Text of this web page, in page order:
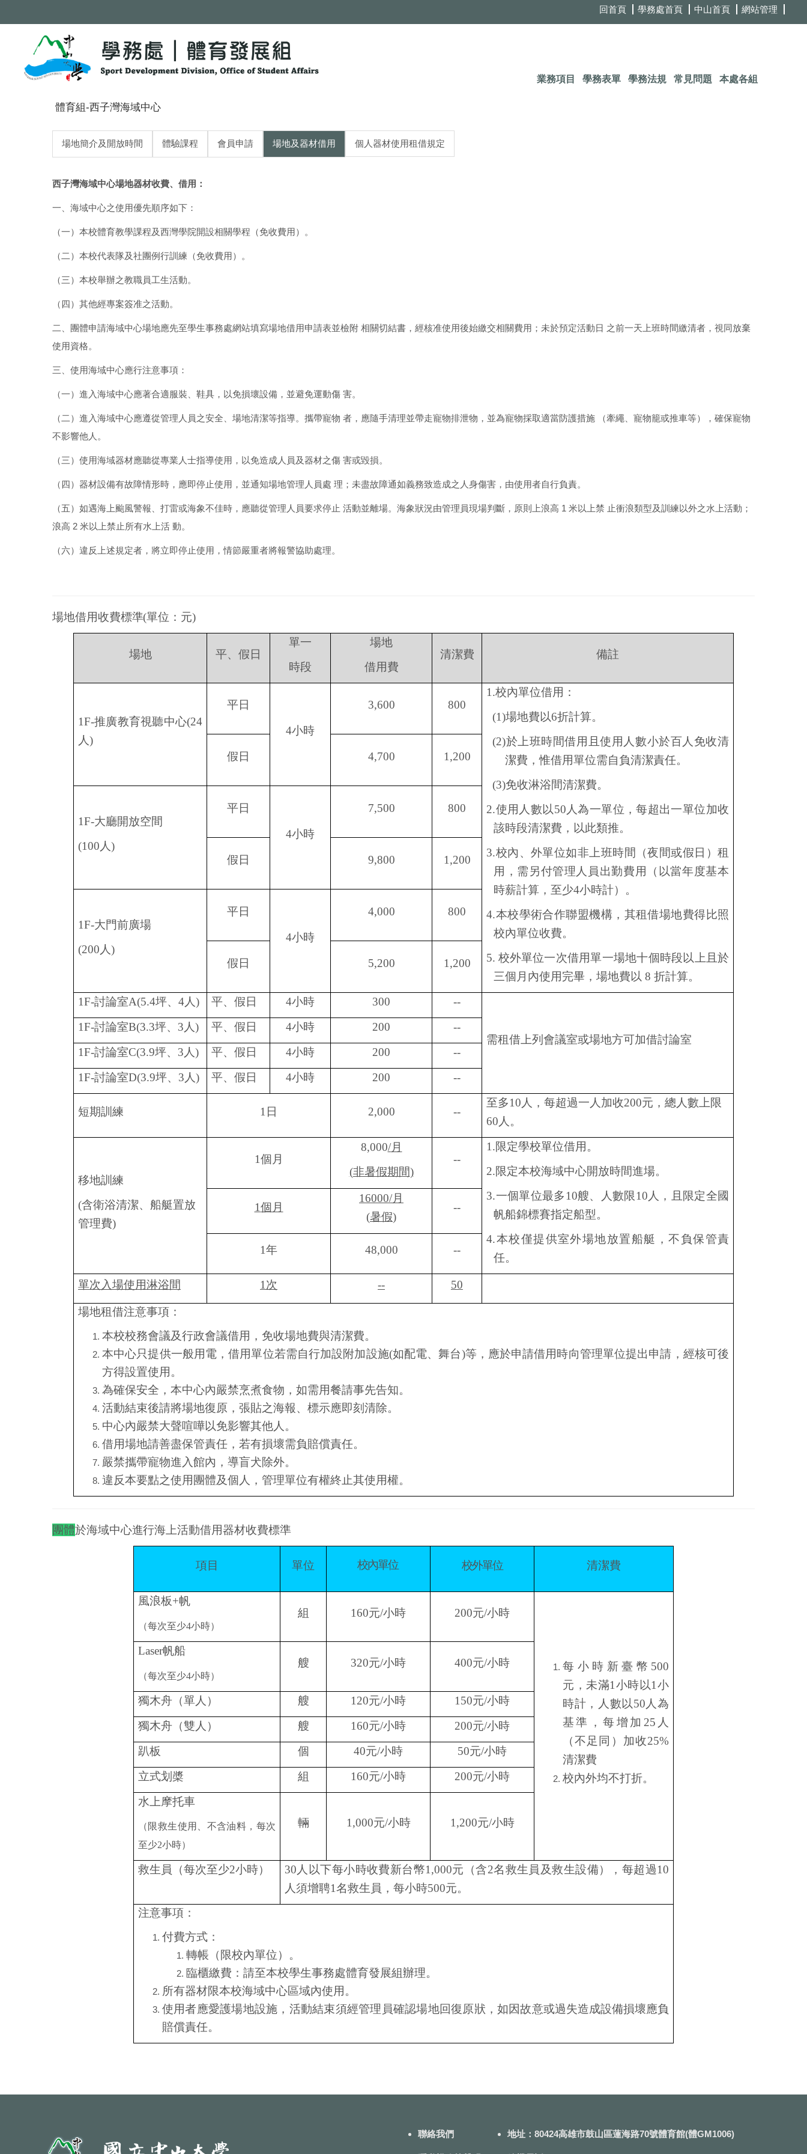
到
回首頁 學務處首頁 中山首頁 網站管理
本處各組
常見問題
學務法規
學務表單
業務項目
體育組-西子灣海域中心
場地簡介及開放時間 體驗課程 會員申請 場地及器材借用 個人器材使用租借規定
西子灣海域中心場地器材收費、借用：
一、海域中心之使用優先順序如下：
（一）本校體育教學課程及西灣學院開設相關學程（免收費用）。
（二）本校代表隊及社團例行訓練（免收費用）。
（三）本校舉辦之教職員工生活動。
（四）其他經專案簽准之活動。
二、團體申請海域中心場地應先至學生事務處網站填寫場地借用申請表並檢附 相關切結書，經核准使用後始繳交相關費用；未於預定活動日 之前一天上班時間繳清者，視同放棄
使用資格。
三、使用海域中心應行注意事項：
（一）進入海域中心應著合適服裝、鞋具，以免損壞設備，並避免運動傷 害。
（二）進入海域中心應遵從管理人員之安全、場地清潔等指導。攜帶寵物 者，應隨手清理並帶走寵物排泄物，並為寵物採取適當防護措施 （牽繩、寵物籠或推車等），確保寵物
不影響他人。
（三）使用海域器材應聽從專業人士指導使用，以免造成人員及器材之傷 害或毀損。
（四）器材設備有故障情形時，應即停止使用，並通知場地管理人員處 理；未盡故障通如義務致造成之人身傷害，由使用者自行負責。
（五）如遇海上颱風警報、打雷或海象不佳時，應聽從管理人員要求停止 活動並離場。海象狀況由管理員現場判斷，原則上浪高 1 米以上禁 止衝浪類型及訓練以外之水上活動；
浪高 2 米以上禁止所有水上活 動。
（六）違反上述規定者，將立即停止使用，情節嚴重者將報警協助處理。
場地借用收費標準(單位：元)
場地 平、假日
單一
時段
場地
借用費
清潔費 備註
1F-推廣教育視聽中心(24
人)
平日
4小時
3,600 800
1.校內單位借用：
(1)場地費以6折計算。
(2)於上班時間借用且使用人數小於百人免收清
潔費，惟借用單位需自負清潔責任。
(3)免收淋浴間清潔費。
2.使用人數以50 人為一單位，每超出一單位加收
該時段清潔費，以此類推。
3.校內、外單位如非上班時間（夜間或假日）租
用，需另付管理人員出勤費用（以當年度基本
時薪計算，至少4小時計）。
4.本校學術合作聯盟機構，其租借場地費得比照
校內單位收費。
5. 校外單位一次借用單一場地十個時段以上且於
三個月內使用完畢，場地費以 8 折計算。
假日 4,700 1,200
1F-大廳開放空間
(100 人)
平日
4小時
7,500 800
假日 9,800 1,200
1F-大門前廣場
(200 人)
平日
4小時
4,000 800
假日 5,200 1,200
1F-討論室A(5.4坪、 4人) 平、假日 4小時 300 --
需租借上列會議室或場地方可加借討論室
1F-討論室B(3.3坪、 3 人) 平、假日 4小時 200
--
1F-討論室C(3.9坪、 3 人) 平、假日 4小時 200
--
1F-討論室D(3.9坪、 3 人) 平、假日 4小時 200 --
短期訓練 1 日 2,000 --
至多10 人，每超過一人加收200元，總人數上限
60 人。
移地訓練
(含衛浴清潔、船艇置放
管理費)
1個月
8,000/月
(非暑假期間)
--
1.限定學校單位借用。
2.限定本校海域中心開放時間進場。
3.一個單位最多10艘、人數限10 人，且限定全國
帆船錦標賽指定船型。
4.本校僅提供室外場地放置船艇，不負保管責
任。
1個月
16000/月
(暑假)
--
1年 48,000 --
單次入場使用淋浴間 1 次 -- 50
場地租借注意事項：
本校校務會議及行政會議借用，免收場地費與清潔費。
本中心只提供一般用電，借用單位若需自行加設附加設施(如配電、舞台)等，應於申請借用時向管理單位提出申請，經核可後
方得設置使用。
為確保安全，本中心內嚴禁烹煮食物，如需用餐請事先告知。
活動結束後請將場地復原，張貼之海報、標示應即刻清除。
中心內嚴禁大聲喧嘩以免影響其他人。
借用場地請善盡保管責任，若有損壞需負賠償責任。
嚴禁攜帶寵物進入館內，導盲犬除外。
違反本要點之使用團體及個人，管理單位有權終止其使用權。
團體於海域中心進行海上活動借用器材收費標準
項目 單位 校內單位 校外單位 清潔費
風浪板+帆
（每次至少4小時）
組 160元/小時 200元/小時
每小時新臺幣 500
元，未滿1 小時以1 小
時計，人數以50 人為
基準，每增加 25 人
（不足同）加收25%
清潔費
校內外均不打折。
Laser帆船
（每次至少4小時）
艘 320元/小時 400元/小時
獨木舟（單人） 艘 120元/小時 150元/小時
獨木舟（雙人）
艘 160元/小時 200元/小時
趴板
個 40元/小時 50元/小時
立式划槳
組 160元/小時 200元/小時
水上摩托車
（ 限救生使用、不含油料， 每次
至少2小時）
輛 1,000元/小時 1,200元/小時
救生員 （每次至少2小時） 30 人以下每小時收費新台幣1,000元（含2名救生員及救生設備），每超過10
人須增聘1名救生員，每小時500元。
注意事項：
付費方式：
轉帳（限校內單位）。
臨櫃繳費：請至本校學生事務處體育發展組辦理。
所有器材限本校海域中心區域內使用。
使用者應愛護場地設施，活動結束須經管理員確認場地回復原狀，如 因故意或過失造成設備損壞應負
賠償責任。
聯絡我們 地址：80424高雄市鼓山區蓮海路70號體育館(體GM1006)